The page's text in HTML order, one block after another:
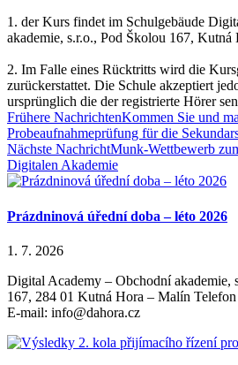
1. der Kurs findet im Schulgebäude
akademie, s.r.o., Pod Školou 167, Kutná
2. Im Falle eines Rücktritts wird die
zurückerstattet. Die Schule akzeptiert
ursprünglich die der registrierte Hörer
Frühere NachrichtenKommen Sie und
Probeaufnahmeprüfung für die
Nächste NachrichtMunk-Wettbewerb
Digitalen Akademie
Prázdninová úřední doba – léto 2026
1. 7. 2026
Digital Academy – Obchodní akademie,
167, 284 01 Kutná Hora – Malín
E-mail: info@dahora.cz